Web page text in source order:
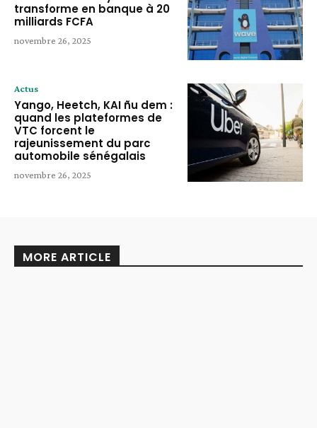
transforme en banque à 20
milliards FCFA
novembre 26, 2025
Actus
Yango, Heetch, KAI ñu dem :
quand les plateformes de
VTC forcent le
rajeunissement du parc
automobile sénégalais
novembre 26, 2025
MORE ARTICLE